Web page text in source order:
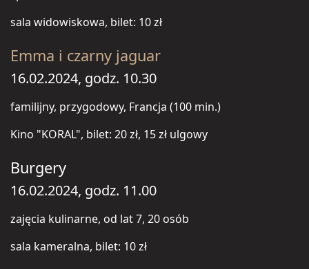
sala widowiskowa, bilet: 10 zł
Emma i czarny jaguar
16.02.2024, godz. 10.30
familijny, przygodowy, Francja (100 min.)
Kino "KORAL", bilet: 20 zł, 15 zł ulgowy
Burgery
16.02.2024, godz. 11.00
zajęcia kulinarne, od lat 7, 20 osób
sala kameralna, bilet: 10 zł